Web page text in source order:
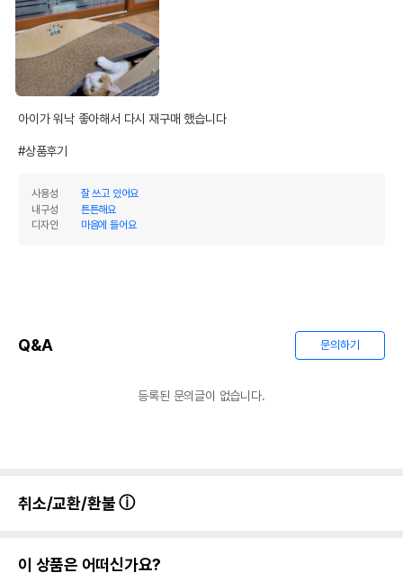
아이가 워낙 좋아해서 다시 재구매 했습니다
#상품후기
사용성
잘 쓰고 있어요
내구성
튼튼해요
디자인
마음에 들어요
Q&A 문의하기
등록된 문의글이 없습니다.
취소/교환/환불
이 상품은 어떠신가요?